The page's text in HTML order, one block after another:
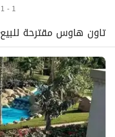
1 - 1 من 1 تاون هاوس
تاون هاوس مقترحة للبيع